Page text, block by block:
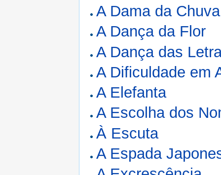
A Dama da Chuva
A Dança da Flor
A Dança das
A Dificuldade em
A Elefanta
A Escolha dos
À Escuta
A Espada